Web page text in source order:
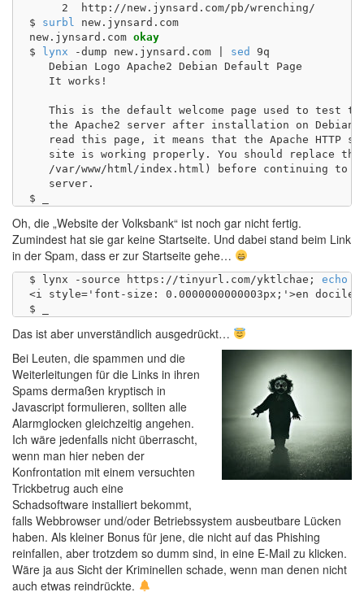
     2	http://new.jynsard.com/pb/wrenching/
$ surbl new.jynsard.com
okay
$
lynx -dump new.jynsard.com | sed
9q
   Debian Logo Apache2 Debian Default Page
   It works!
This is the default welcome page used to test
the Apache2 server after installation on Debian
read this page, it means that the Apache HTTP
site is working properly. You should replace
/var/www/html/index.html) before continuing to
   server.
Oh, die „Website der Volksbank“ ist noch gar nicht fertig.
Zumindest hat sie gar keine Startseite. Und dabei stand beim Link
in der Spam, dass er zur Startseite gehe…
$ lynx -source https://tinyurl.com/yktlchae; echo
<i style='font-size: 0.0000000000003px;'>en
Das ist aber unverständlich ausgedrückt…
Bei Leuten, die spammen und die
Weiterleitungen für die Links in ihren
Spams dermaßen kryptisch in
Javascript formulieren, sollten alle
Alarmglocken gleichzeitig angehen.
Ich wäre jedenfalls nicht überrascht,
wenn man hier neben der
Konfrontation mit einem versuchten
Trickbetrug auch eine
Schadsoftware installiert bekommt,
falls Webbrowser und/oder Betriebssystem ausbeutbare Lücken
haben. Als kleiner Bonus für jene, die nicht auf das Phishing
reinfallen, aber trotzdem so dumm sind, in eine E-Mail zu klicken.
Wäre ja aus Sicht der Kriminellen schade, wenn man denen nicht
auch etwas reindrückte.